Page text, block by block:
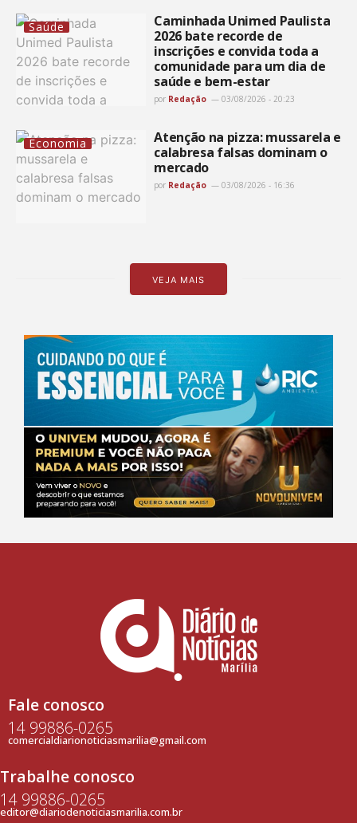
Saúde
Caminhada Unimed Paulista
2026 bate recorde de
inscrições e convida toda a
comunidade para um dia de
saúde e bem-estar
por Redação 03/08/2026 - 20:23
Economia
Atenção na pizza: mussarela e
calabresa falsas dominam o
mercado
por Redação 03/08/2026 - 16:36
VEJA MAIS
Fale conosco
14 99886-0265
comercialdiarionoticiasmarilia@gmail.com
Trabalhe conosco
14 99886-0265
editor@diariodenoticiasmarilia.com.br